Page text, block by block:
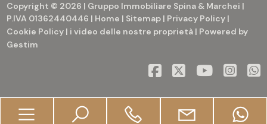
Copyright © 2026 | Gruppo Immobiliare Spina & Marchei |
P.IVA 01362440446 | Home | Sitemap | Privacy Policy |
Cookie Policy | i video delle nostre proprietà | Powered by
Gestim